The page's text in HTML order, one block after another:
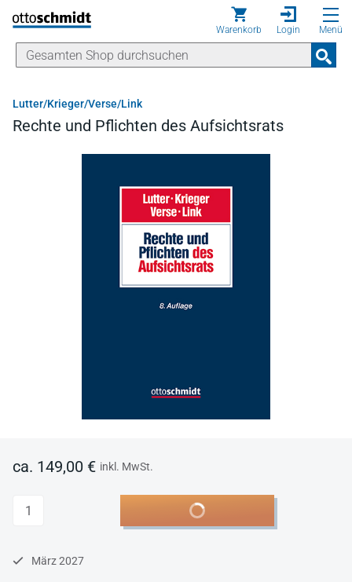
Direkt zum Inhalt
Warenkorb Login Menü
Lutter/Krieger/Verse/Link
Rechte und Pflichten des Aufsichtsrats
ca. 149,00 € inkl. MwSt.
Anzahl In den Warenkorb
März 2027